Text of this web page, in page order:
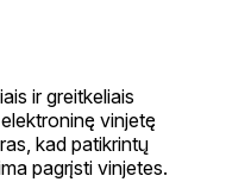
ir greitkeliais
vinjetę
kad patikrintų
pagrįsti vinjetes.